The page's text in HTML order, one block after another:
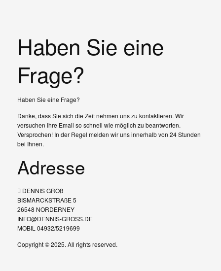
Haben Sie eine
Frage?
Haben Sie eine Frage?
Danke, dass Sie sich die Zeit nehmen uns zu kontaktieren. Wir
versuchen Ihre Email so schnell wie möglich zu beantworten.
Versprochen! In der Regel melden wir uns innerhalb von 24 Stunden
bei Ihnen.
Adresse
DENNIS GROß
BISMARCKSTRAßE 5
26548 NORDERNEY
INFO@DENNIS-GROSS.DE
MOBIL 04932/5219699
Copyright © 2025. All rights reserved.